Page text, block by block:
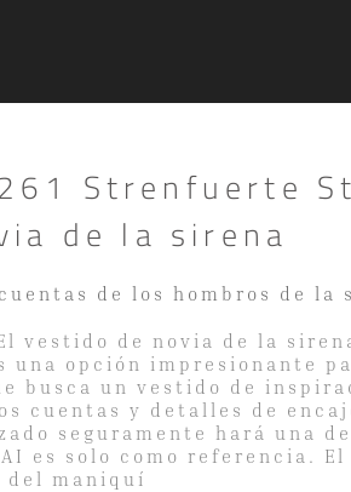
Strenfuerte
de la sirena
de los hombros de la
El vestido de novia de la
una opción impresionante
busca un vestido de
cuentas y detalles de
seguramente hará una
es solo como referencia.
del maniquí